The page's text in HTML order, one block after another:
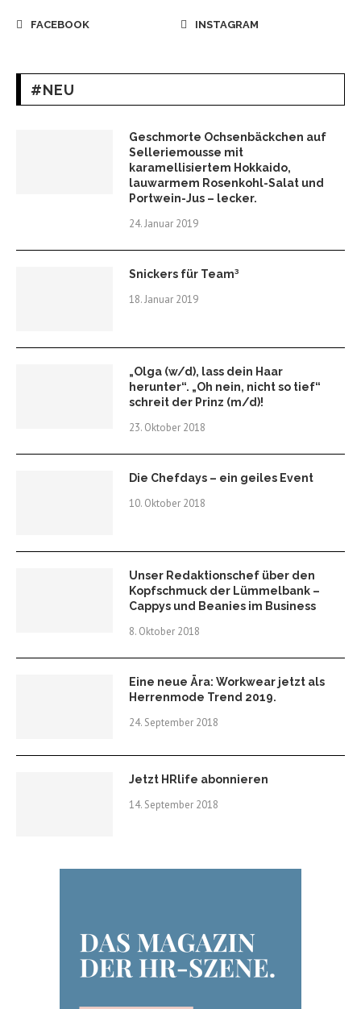
FACEBOOK INSTAGRAM
#NEU
Geschmorte Ochsenbäckchen auf
Selleriemousse mit
karamellisiertem Hokkaido,
lauwarmem Rosenkohl-Salat und
Portwein-Jus – lecker.
24. Januar 2019
Snickers für Team³
18. Januar 2019
„Olga (w/d), lass dein Haar
herunter“. „Oh nein, nicht so tief“
schreit der Prinz (m/d)!
23. Oktober 2018
Die Chefdays – ein geiles Event
10. Oktober 2018
Unser Redaktionschef über den
Kopfschmuck der Lümmelbank –
Cappys und Beanies im Business
8. Oktober 2018
Eine neue Ära: Workwear jetzt als
Herrenmode Trend 2019.
24. September 2018
Jetzt HRlife abonnieren
14. September 2018